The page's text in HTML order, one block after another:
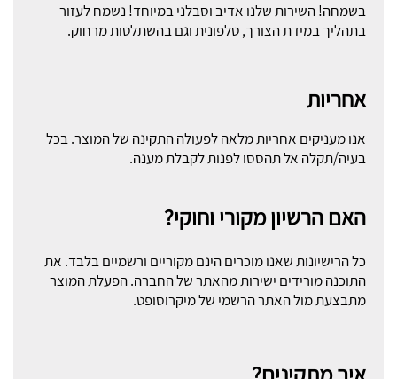
בשמחה! השירות שלנו אדיב וסבלני במיוחד! נשמח לעזור
בתהליך במידת הצורך, טלפונית וגם בהשתלטות מרחוק.
אחריות
אנו מעניקים אחריות מלאה לפעולה התקינה של המוצר. בכל
בעיה/תקלה אל תהססו לפנות לקבלת מענה.
האם הרשיון מקורי וחוקי?
כל הרישיונות שאנו מוכרים הינם מקוריים ורשמיים בלבד. את
התוכנה מורידים ישירות מהאתר של החברה. הפעלת המוצר
מתבצעת מול האתר הרשמי של מיקרוסופט.